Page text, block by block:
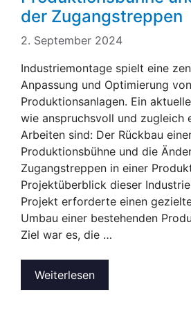
der Zugangstreppen
2. September 2024
Industriemontage spielt eine
Anpassung und Optimierung von
Produktionsanlagen. Ein
wie anspruchsvoll und zugleich
Arbeiten sind: Der Rückbau
Produktionsbühne und die
Zugangstreppen in einer
Projektüberblick dieser
Projekt erforderte einen
Umbau einer bestehenden
Ziel war es, die …
Weiterlesen